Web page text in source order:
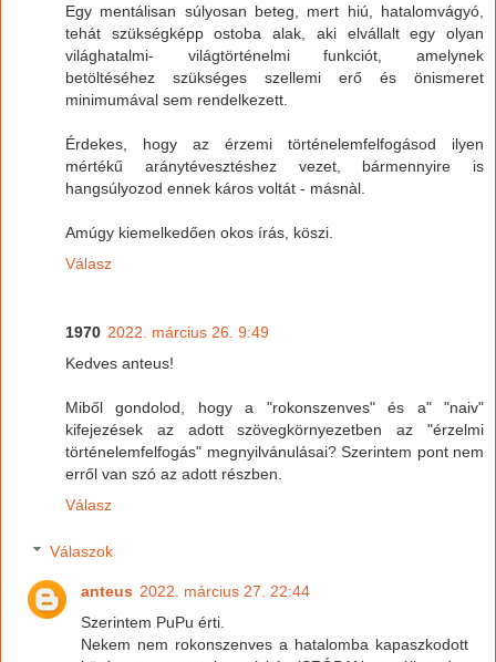
Egy mentálisan súlyosan beteg, mert hiú, hatalomvágyó,
tehát szükségképp ostoba alak, aki elvállalt egy olyan
világhatalmi- világtörténelmi funkciót, amelynek
betöltéséhez szükséges szellemi erő és önismeret
minimumával sem rendelkezett.
Érdekes, hogy az érzemi történelemfelfogásod ilyen
mértékű aránytévesztéshez vezet, bármennyire is
hangsúlyozod ennek káros voltát - másnàl.
Amúgy kiemelkedően okos írás, köszi.
Válasz
1970 2022. március 26. 9:49
Kedves anteus!
Miből gondolod, hogy a "rokonszenves" és a" "naiv"
kifejezések az adott szövegkörnyezetben az "érzelmi
történelemfelfogás" megnyilvánulásai? Szerintem pont nem
erről van szó az adott részben.
Válasz
Válaszok
anteus 2022. március 27. 22:44
Szerintem PuPu érti.
Nekem nem rokonszenves a hatalomba kapaszkodott